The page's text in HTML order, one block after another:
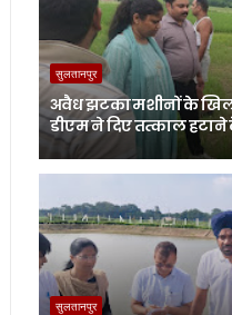
सुलतानपुर
अवैध झटका मशीनों के
डीएम ने दिए तत्काल हटाने
सुलतानपुर